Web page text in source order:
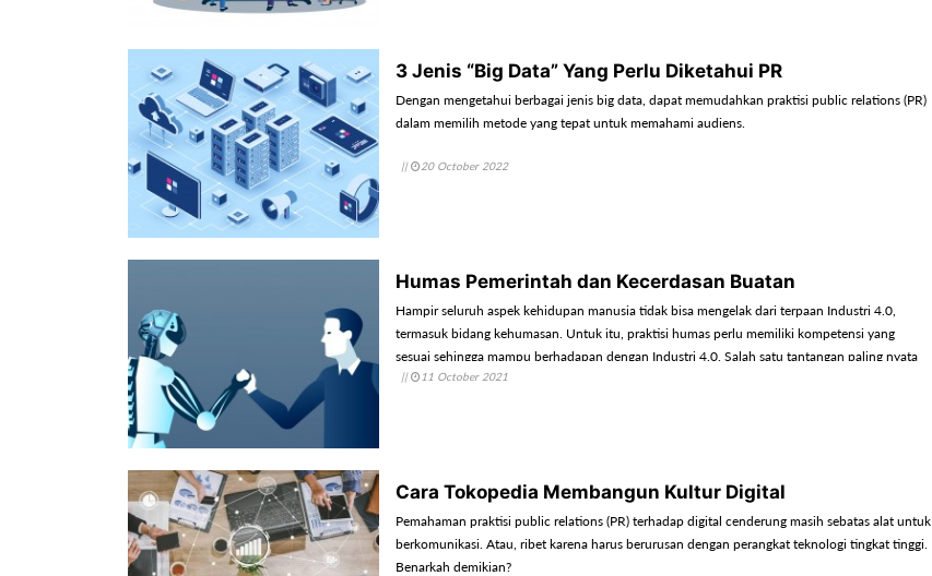
3 Jenis “Big Data” Yang Perlu Diketahui PR
Dengan mengetahui berbagai jenis big data, dapat memudahkan praktisi public relations (PR)
dalam memilih metode yang tepat untuk memahami audiens.
|| 20 October 2022
Humas Pemerintah dan Kecerdasan Buatan
Hampir seluruh aspek kehidupan manusia tidak bisa mengelak dari terpaan Industri 4.0,
termasuk bidang kehumasan. Untuk itu, praktisi humas perlu memiliki kompetensi yang
sesuai sehingga mampu berhadapan dengan Industri 4.0. Salah satu tantangan paling nyata
adalah penggunaan artificial intelligence (AI) atau kecerdasan buatan.
|| 11 October 2021
Cara Tokopedia Membangun Kultur Digital
Pemahaman praktisi public relations (PR) terhadap digital cenderung masih sebatas alat untuk
berkomunikasi. Atau, ribet karena harus berurusan dengan perangkat teknologi tingkat tinggi.
Benarkah demikian?